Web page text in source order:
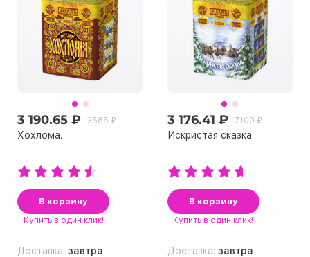
3 190.65 ₽ 3585 ₽
Хохлома.
В корзину
Купить в один клик!
Доставка: завтра
3 176.41 ₽ 7100 ₽
Искристая сказка.
В корзину
Купить в один клик!
Доставка: завтра